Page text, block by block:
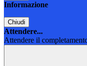
Informazione
Chiudi
Attendere...
Attendere il